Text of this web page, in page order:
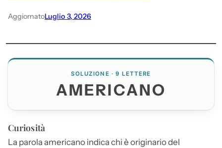
AggiornatoLuglio 3, 2026
SOLUZIONE · 9 LETTERE
AMERICANO
Curiosità
La parola americano indica chi è originario del